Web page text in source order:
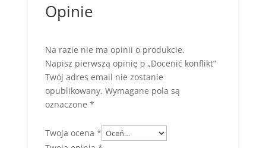
Opinie
Na razie nie ma opinii o produkcie.
Napisz pierwszą opinię o „Docenić konflikt”
Twój adres email nie zostanie
opublikowany. Wymagane pola są
oznaczone *
Twoja ocena *